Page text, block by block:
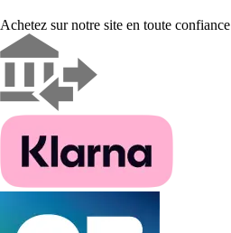
Achetez sur notre site en toute confiance